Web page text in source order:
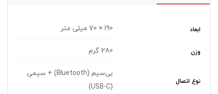
ابعاد 190 × 70 میلی متر
وزن 280 گرم
نوع اتصال
بی‌سیم (Bluetooth) + سیمی
(USB-C)